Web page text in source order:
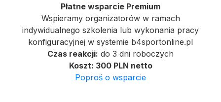
Płatne wsparcie Premium
Wspieramy organizatorów w ramach
indywidualnego szkolenia lub wykonania pracy
konfiguracyjnej w systemie b4sportonline.pl
Czas reakcji: do 3 dni roboczych
Koszt: 300 PLN netto
Poproś o wsparcie